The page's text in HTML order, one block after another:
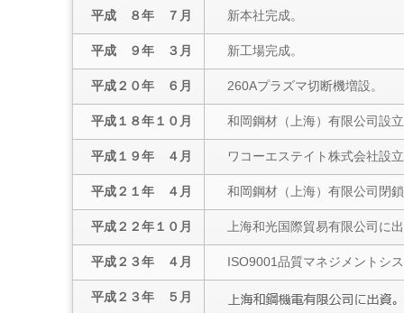
平成 ８年 ７月 新本社完成。
平成 ９年 ３月 新工場完成。
平成２０年 ６月 260Aプラズマ切断機増設。
平成１８年１０月 和岡鋼材（上海）有限公司設
平成１９年 ４月 ワコーエステイト株式会社設
平成２１年 ４月 和岡鋼材（上海）有限公司閉
平成２２年１０月 上海和光国際貿易有限公司に
平成２３年 ４月 ISO9001品質マネジメントシ
平成２３年 ５月